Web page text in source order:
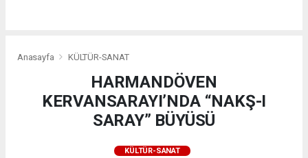
Anasayfa KÜLTÜR-SANAT
HARMANDÖVEN
KERVANSARAYI’NDA “NAKŞ-I
SARAY” BÜYÜSÜ
KÜLTÜR-SANAT